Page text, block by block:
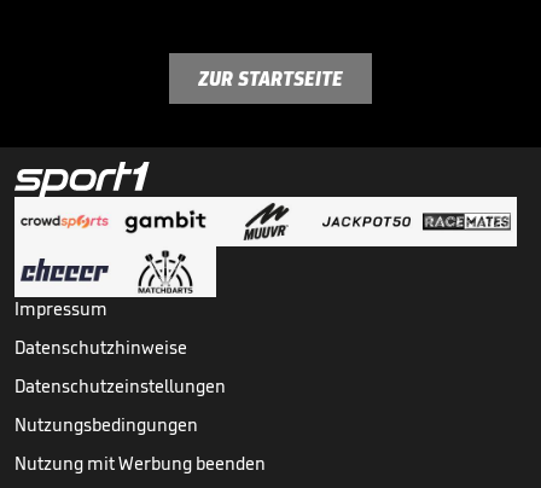
ZUR STARTSEITE
Impressum
Datenschutzhinweise
Datenschutzeinstellungen
Nutzungsbedingungen
Nutzung mit Werbung beenden